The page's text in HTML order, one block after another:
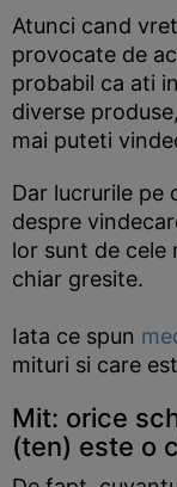
Atunci cand
provocate de
probabil ca ati
diverse
mai puteti
Dar lucrurile pe
despre
lor sunt de cele
chiar gresite.
Iata ce spun
mituri si care
Mit: orice
(ten) este o